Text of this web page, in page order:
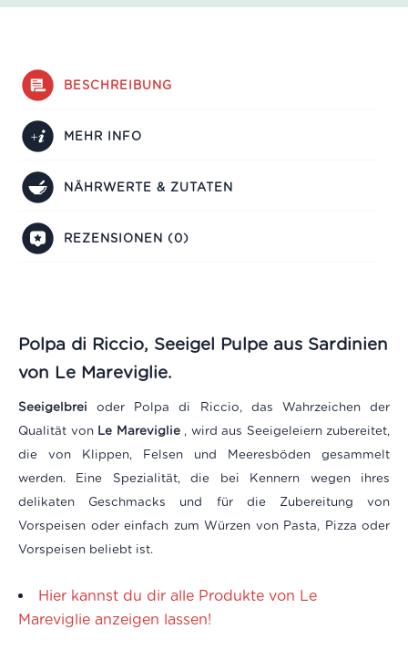
BESCHREIBUNG
MEHR INFO
NÄHRWERTE & ZUTATEN
REZENSIONEN (0)
Polpa di Riccio, Seeigel Pulpe aus Sardinien
von Le Mareviglie.
Seeigelbrei oder Polpa di Riccio, das Wahrzeichen der
Qualität von Le Mareviglie, wird aus Seeigeleiern zubereitet,
die von Klippen, Felsen und Meeresböden gesammelt
werden. Eine Spezialität, die bei Kennern wegen ihres
delikaten Geschmacks und für die Zubereitung von
Vorspeisen oder einfach zum Würzen von Pasta, Pizza oder
Vorspeisen beliebt ist.
Hier kannst du dir alle Produkte von Le
Mareviglie anzeigen lassen!